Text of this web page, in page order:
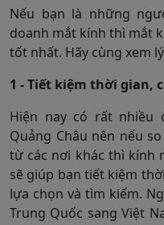
Nếu bạn là những
doanh mắt kính thì mắt
tốt nhất. Hãy cùng xem
1 - Tiết kiệm thời gian,
Hiện nay có rất nhiều
Quảng Châu nên nếu
từ các nơi khác thì kính
sẽ giúp bạn tiết kiệm
lựa chọn và tìm kiếm.
Trung Quốc sang Việt